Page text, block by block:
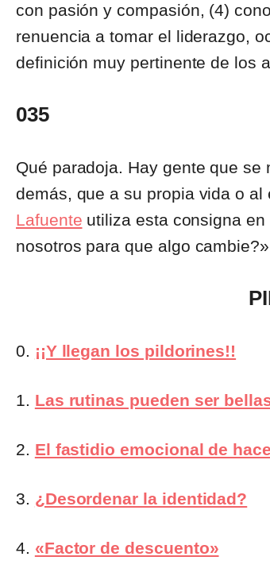
con pasión y compasión, (4)
renuencia a tomar el liderazgo,
definición muy pertinente de los
035
Qué paradoja. Hay gente que
demás, que a su propia vida o
Lafuente utiliza esta consigna
nosotros para que algo
0. ¡¡Y llegan los pildorines!!
1. Las rutinas pueden ser
2. El fastidio emocional de
3. ¿Desordenar la identidad?
4. «Factor de descuento»